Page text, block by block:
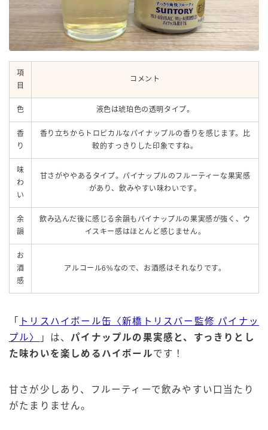
項
目
コメント
色 液色は琥珀色の透明タイプ。
香
り
香り立ちからトロピカルなパイナップルの香りを感じます。比
較的すっきりした印象ですね。
味
わ
い
甘さがややあるタイプ。パイナップルのフルーティーな果実感
があり、飲みやすい味わいです。
余
韻
飲み込んだ後に感じる余韻もパイナップルの果実感が強く、ウ
イスキー感はほとんど感じません。
お
酒
感
アルコール6%なので、お酒感はそれなりです。
「
トリスハイボール缶〈新橋トリスバー監修 パイナッ
プル〉
」は、 パイナップルの果実感と、すっきりとし
た味わいを楽しめるハイボールです！
甘さが少しあり、フルーティーで飲みやすい口当たり
がたまりません。